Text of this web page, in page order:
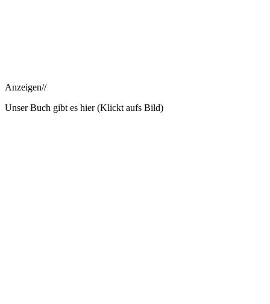
Anzeigen//
Unser Buch gibt es hier (Klickt aufs Bild)